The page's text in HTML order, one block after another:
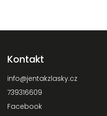
Kontakt
info@jentakzlasky.cz
739316609
Facebook